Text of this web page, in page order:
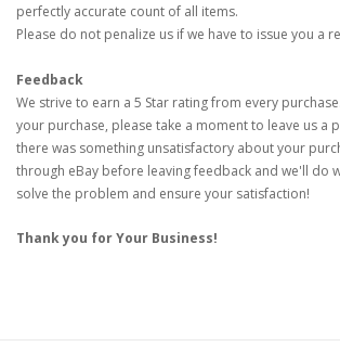
perfectly accurate count of all items.
Please do not penalize us if we have to issue you a
Feedback
We strive to earn a 5 Star rating from every
your purchase, please take a moment to leave us a
there was something unsatisfactory about your
through eBay before leaving feedback and we'll do
solve the problem and ensure your satisfaction!
Thank you for Your Business!